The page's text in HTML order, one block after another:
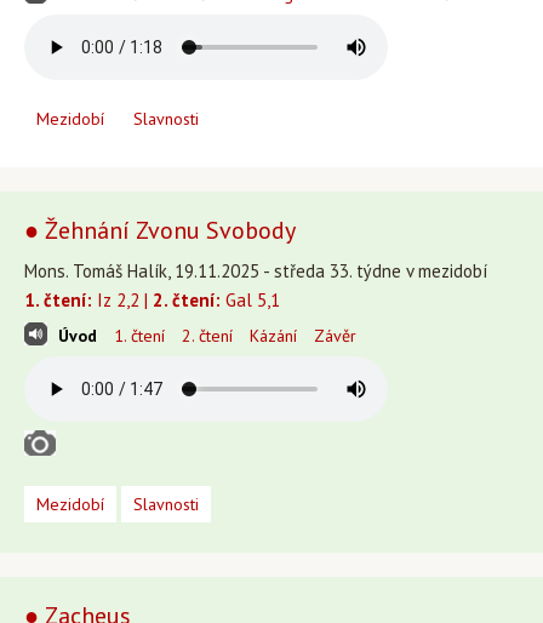
Mezidobí Slavnosti
● Žehnání Zvonu Svobody
Mons. Tomáš Halík, 19.11.2025 - středa 33. týdne v mezidobí
1. čtení: Iz 2,2 | 2. čtení: Gal 5,1
Úvod 1. čtení 2. čtení Kázání Závěr
Mezidobí Slavnosti
● Zacheus